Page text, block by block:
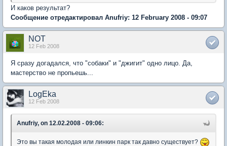
И каков результат?
Сообщение отредактировал Anufriy: 12 February 2008 - 09:07
NOT
12 Feb 2008
Я сразу догадался, что "собаки" и "джигит" одно лицо. Да,
мастерство не пропьешь...
LogEka
12 Feb 2008
Anufriy, on 12.02.2008 - 09:06:
Это вы такая молодая или линкин парк так давно существует?